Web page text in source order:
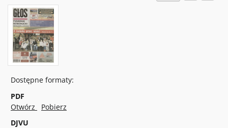
Dostępne formaty:
PDF
Otwórz
Pobierz
DJVU